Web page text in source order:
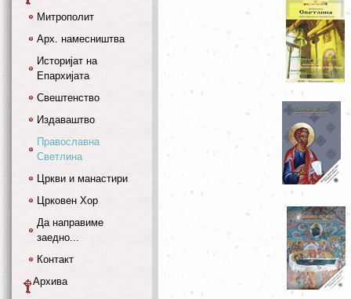
Митрополит
Арх. намесништва
Историјат на
Епархијата
Свештенство
Издаваштво
Православна
Светлина
Цркви и манастири
Црковен Хор
Да направиме
заедно...
Контакт
Архива